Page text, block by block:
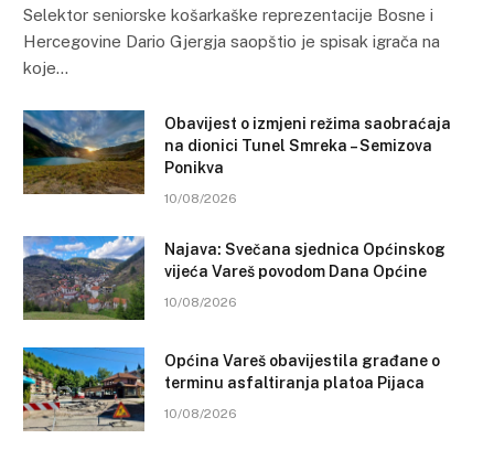
Selektor seniorske košarkaške reprezentacije Bosne i
Hercegovine Dario Gjergja saopštio je spisak igrača na
koje…
Obavijest o izmjeni režima saobraćaja
na dionici Tunel Smreka – Semizova
Ponikva
10/08/2026
Najava: Svečana sjednica Općinskog
vijeća Vareš povodom Dana Općine
10/08/2026
Općina Vareš obavijestila građane o
terminu asfaltiranja platoa Pijaca
10/08/2026